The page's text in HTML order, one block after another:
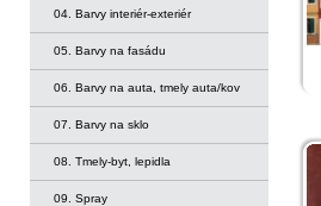
04. Barvy interiér-exteriér
05. Barvy na fasádu
06. Barvy na auta, tmely auta/kov
07. Barvy na sklo
08. Tmely-byt, lepidla
09. Spray